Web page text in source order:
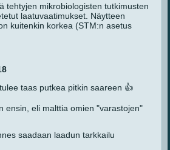
tehtyjen mikrobiologisten tutkimusten
laatuvaatimukset. Näytteen
kuitenkin korkea (STM:n asetus
taas putkea pitkin saareen 👍
ensin, eli malttia omien "varastojen"
saadaan laadun tarkkailu